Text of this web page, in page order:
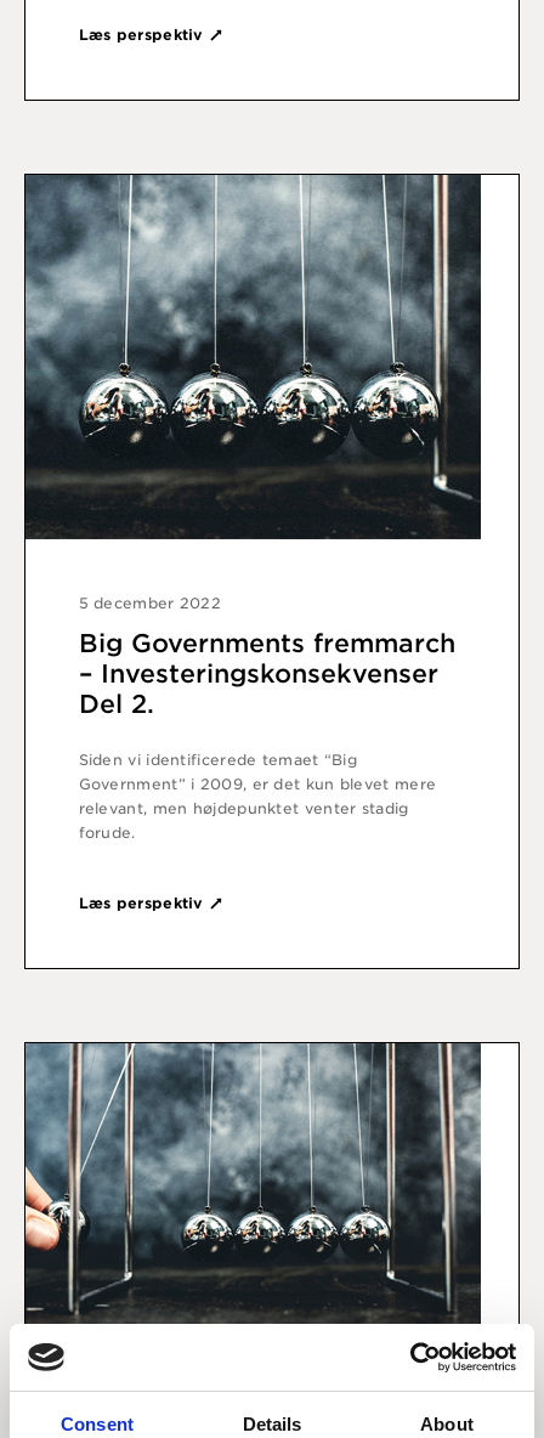
Consent Details About
Læs perspektiv
5 december 2022
Big Governments fremmarch
– Investeringskonsekvenser
Del 2.
Siden vi identificerede temaet “Big
Government” i 2009, er det kun blevet mere
relevant, men højdepunktet venter stadig
forude.
Læs perspektiv